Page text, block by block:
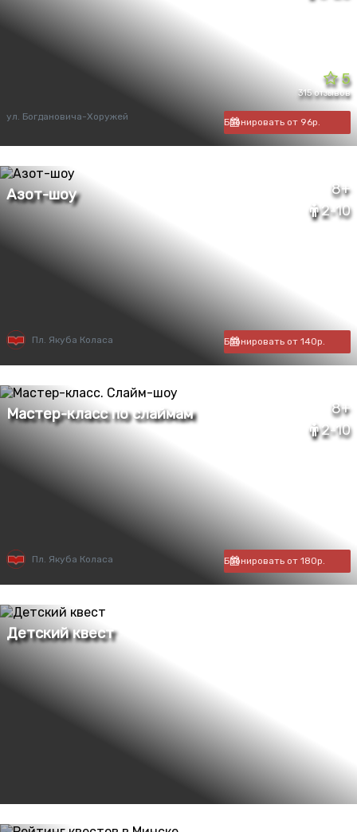
5
315 отзывов
ул. Богдановича-Хоружей Бронировать от 96р.
8+
2-10
Пл. Якуба Коласа Бронировать от 140р.
8+
2-10
Пл. Якуба Коласа Бронировать от 180р.